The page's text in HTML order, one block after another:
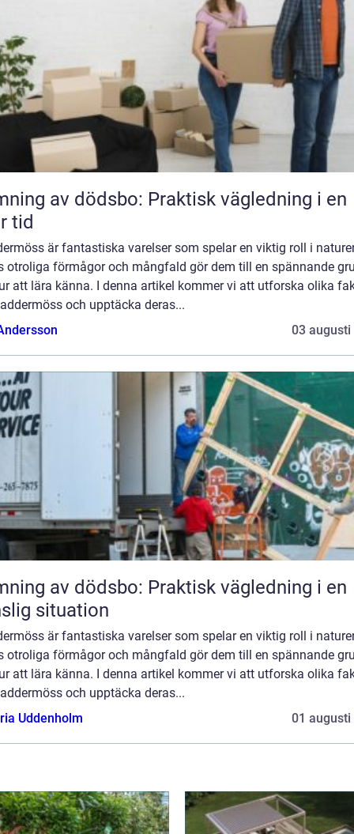
av dödsbo: Praktisk vägledning i en
tid
är fantastiska varelser som spelar en viktig roll i
otroliga förmågor och mångfald gör dem till en spännande
att lära känna. I denna artikel kommer vi att utforska olika
och upptäcka deras...
03 augusti
av dödsbo: Praktisk vägledning i en
situation
är fantastiska varelser som spelar en viktig roll i
otroliga förmågor och mångfald gör dem till en spännande
att lära känna. I denna artikel kommer vi att utforska olika
och upptäcka deras...
Uddenholm
01 augusti